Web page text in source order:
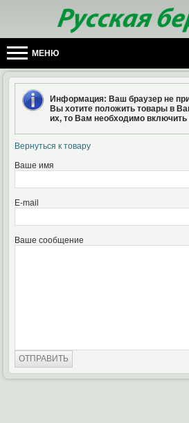
МЕНЮ
Информация: Ваш браузер не
Вы хотите положить товары в
их, то Вам необходимо включить
Вернуться к товару
Ваше имя
E-mail
Ваше сообщение